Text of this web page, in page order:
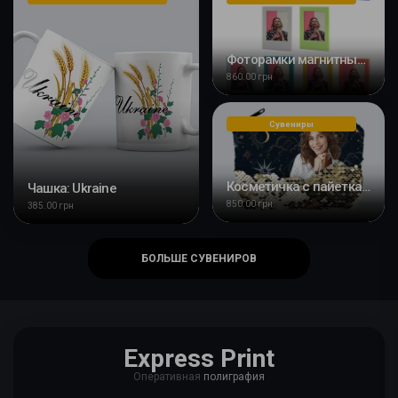
Чашка: Ukraine
385.00 грн
Фоторамки магнитные для instax mini разноцветные 10 шт в комплекте
860.00 грн
Сувениры
Косметичка с пайетками с Вашим дизайном
850.00 грн
БОЛЬШЕ СУВЕНИРОВ
Express Print
Оперативная полиграфия